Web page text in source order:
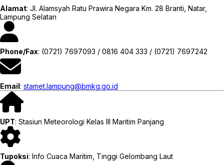
Alamat: Jl. Alamsyah Ratu Prawira Negara Km. 28 Branti, Natar,
Lampung Selatan
Phone/Fax: (0721) 7697093 / 0816 404 333 / (0721) 7697242
Email: stamet.lampung@bmkg.go.id
UPT: Stasiun Meteorologi Kelas III Maritim Panjang
Tupoksi: Info Cuaca Maritim, Tinggi Gelombang Laut